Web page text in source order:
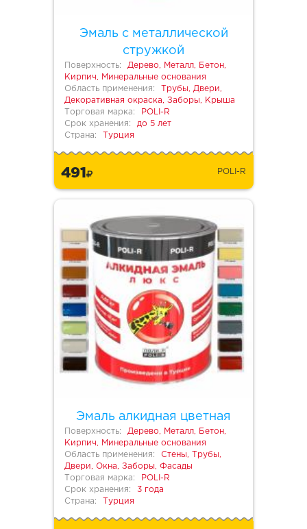
Эмаль с металлической
стружкой
Поверхность:
Дерево, Металл, Бетон,
Кирпич, Минеральные основания
Область применения:
Трубы, Двери,
Декоративная окраска, Заборы, Крыша
Торговая марка:
POLI-R
Срок хранения:
до 5 лет
Страна:
Турция
491 POLI-R
Эмаль алкидная цветная
Поверхность:
Дерево, Металл, Бетон,
Кирпич, Минеральные основания
Область применения:
Стены, Трубы,
Двери, Окна, Заборы, Фасады
Торговая марка:
POLI-R
Срок хранения:
3 года
Страна:
Турция